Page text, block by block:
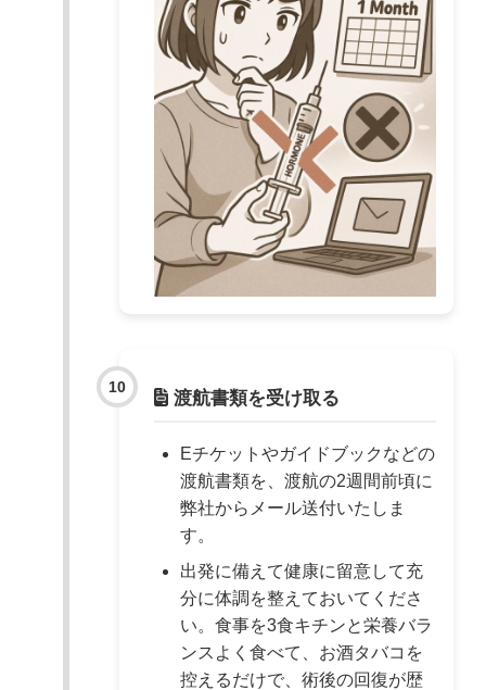
渡航書類を受け取る
Eチケットやガイドブックなどの
渡航書類を、渡航の2週間前頃に
弊社からメール送付いたしま
す。
出発に備えて健康に留意して充
分に体調を整えておいてくださ
い。食事を3食キチンと栄養バラ
ンスよく食べて、お酒タバコを
控えるだけで、術後の回復が歴